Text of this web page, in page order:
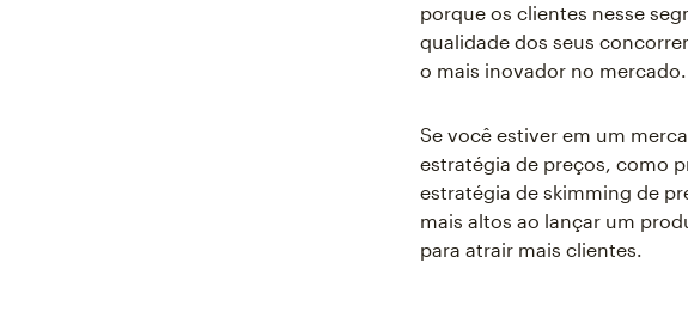
porque os clientes nesse
qualidade dos seus
o mais inovador no mercado.
Se você estiver em um
estratégia de preços, como
estratégia de skimming de
mais altos ao lançar um
para atrair mais clientes.